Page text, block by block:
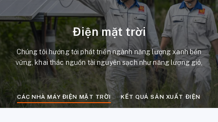
Điện mặt trời
Chúng tôi hướng tới phát triển ngành năng lượng xanh bền
vững, khai thác nguồn tài nguyên sạch như năng lượng gió,
năng lượng mặt trời.
CÁC NHÀ MÁY ĐIỆN MẶT TRỜI KẾT QUẢ SẢN XUẤT ĐIỆN MẶT